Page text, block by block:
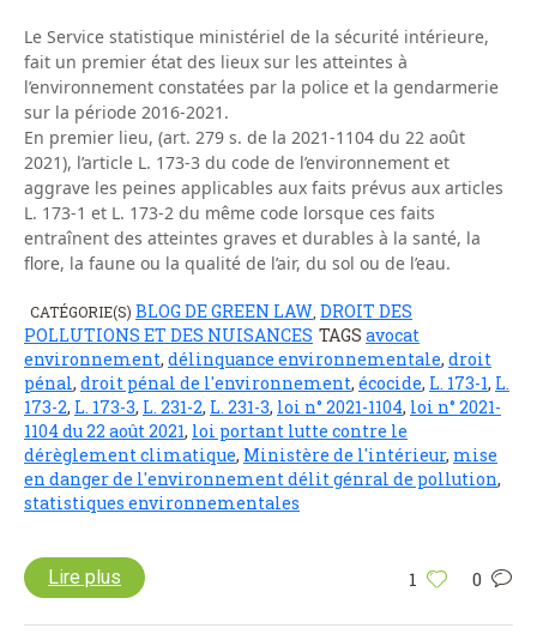
Le Service statistique ministériel de la sécurité intérieure,
fait un premier état des lieux sur les atteintes à
l’environnement constatées par la police et la gendarmerie
sur la période 2016-2021.
En premier lieu, (art. 279 s. de la 2021-1104 du 22 août
2021), l’article L. 173-3 du code de l’environnement et
aggrave les peines applicables aux faits prévus aux articles
L. 173-1 et L. 173-2 du même code lorsque ces faits
entraînent des atteintes graves et durables à la santé, la
flore, la faune ou la qualité de l’air, du sol ou de l’eau.
CATÉGORIE(S) BLOG DE GREEN LAW DROIT DES
POLLUTIONS ET DES NUISANCES TAGS avocat
environnement, délinquance environnementale, droit
pénal, droit pénal de l'environnement, écocide, L. 173-1, L.
173-2, L. 173-3, L. 231-2, L. 231-3, loi n° 2021-1104, loi n° 2021-
1104 du 22 août 2021, loi portant lutte contre le
dérèglement climatique, Ministère de l'intérieur, mise
en danger de l'environnement délit génral de pollution,
statistiques environnementales
1 0
Lire plus